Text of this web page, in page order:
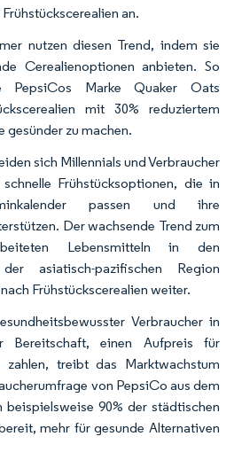
an.
nutzen diesen Trend, indem sie
Cerealienoptionen anbieten. So
PepsiCos Marke Quaker Oats
mit 30% reduziertem
gesünder zu machen.
sich Millennials und Verbraucher
Frühstücksoptionen, die in
passen und ihre
Der wachsende Trend zum
Lebensmitteln in den
der asiatisch-pazifischen Region
Frühstückscerealien weiter.
Verbraucher in
Bereitschaft, einen Aufpreis für
zahlen, treibt das Marktwachstum
von PepsiCo aus dem
beispielsweise 90% der städtischen
mehr für gesunde Alternativen